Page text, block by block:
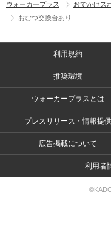
ウォーカープラス おでかけス
おむつ交換台あり
利用規約
推奨環境
ウォーカープラスとは
プレスリリース・情報提供
広告掲載について
利用者